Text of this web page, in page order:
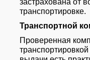
застрахована от
транспортировке.
Транспортной
Проверенная